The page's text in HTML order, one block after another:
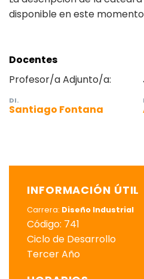
disponible en este
Docentes
Profesor/a Adjunto/a:
DI.
Santiago Fontana
INFORMACIÓN ÚTIL
Carrera: Diseño Industrial
Código: 741
Ciclo de Desarrollo
Tercer Año